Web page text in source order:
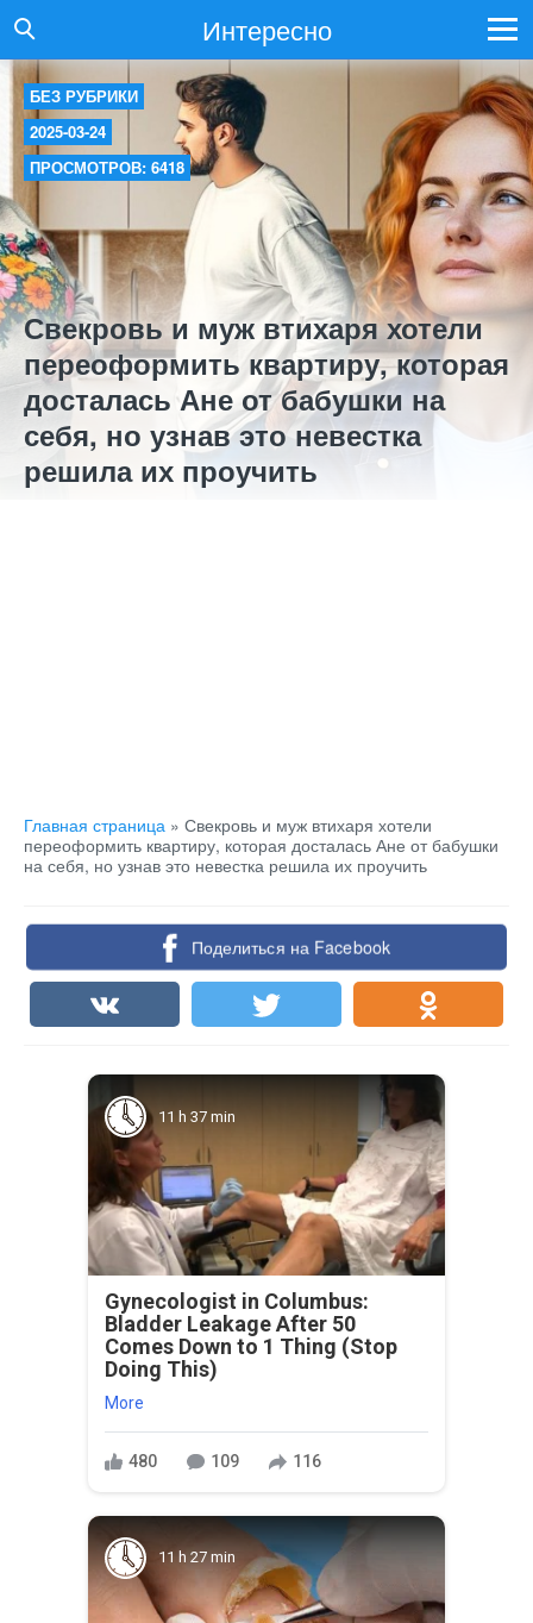
Интересно
БЕЗ РУБРИКИ
2025-03-24
ПРОСМОТРОВ: 6418
Свекровь и муж втихаря хотели
переоформить квартиру, которая
досталась Ане от бабушки на
себя, но узнав это невестка
решила их проучить
Главная страница » Свекровь и муж втихаря хотели
переоформить квартиру, которая досталась Ане от бабушки
на себя, но узнав это невестка решила их проучить
Поделиться на Facebook
11 h 37 min
Gynecologist in Columbus:
Bladder Leakage After 50
Comes Down to 1 Thing (Stop
Doing This)
More
480 109 116
11 h 27 min